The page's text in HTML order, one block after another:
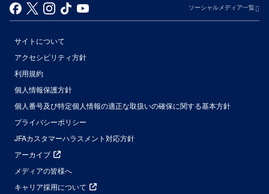
ソーシャルメディア一覧
サイトについて
アクセシビリティ方針
利用規約
個人情報保護方針
個人番号及び特定個人情報の適正な取扱いの確保に関する基本方針
プライバシーポリシー
JFAカスタマーハラスメント対応方針
アーカイブ
メディアの皆様へ
キャリア採用について